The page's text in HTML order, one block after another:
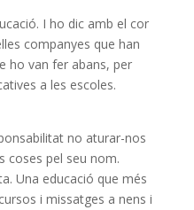
I ho dic amb el cor
companyes que han
ho van fer abans, per
a les escoles.
no aturar-nos
coses pel seu nom.
Una educació que més
i missatges a nens i